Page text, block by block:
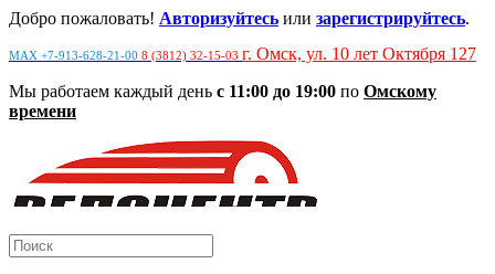
Добро пожаловать! Авторизуйтесь или зарегистрируйтесь.
MAX +7-913-628-21-00 8 (3812) 32-15-03 г. Омск, ул. 10 лет Октября 127
Мы работаем каждый день с 11:00 до 19:00 по Омскому
времени